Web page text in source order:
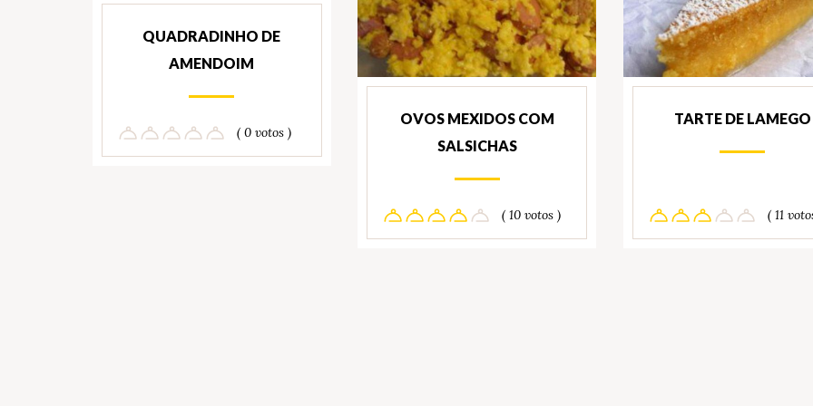
QUADRADINHO DE
AMENDOIM
( 0 votos )
OVOS MEXIDOS COM
SALSICHAS
( 10 votos )
TARTE DE LAMEGO
( 11